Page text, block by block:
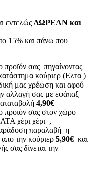
εντελώς ΔΩΡΕΑΝ και
15% και πάνω που
προϊόν σας πηγαίνοντας
κούριερ (Ελτα )
μας χρέωση και αφού
αλλαγή σας με εφάπαξ
4,90€
προιόν σας στον χώρο
χέρι χέρι ,
παραλαβή η
την κούριερ 5,90€ και
σας δίνεται την